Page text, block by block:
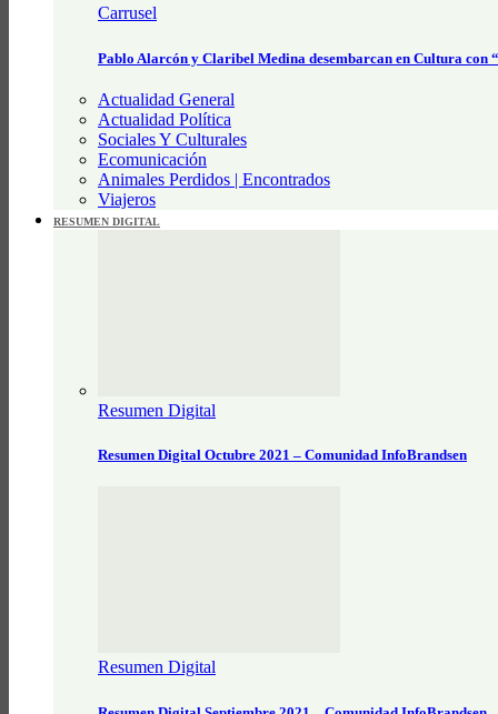
Carrusel
Pablo Alarcón y Claribel Medina desembarcan en Cultura con
Actualidad General
Actualidad Política
Sociales Y Culturales
Ecomunicación
Animales Perdidos | Encontrados
Viajeros
RESUMEN DIGITAL
Resumen Digital
Resumen Digital Octubre 2021 – Comunidad InfoBrandsen
Resumen Digital